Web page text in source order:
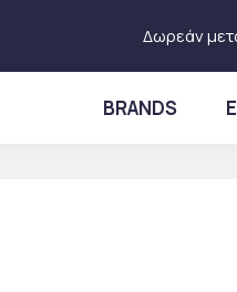
Δωρεάν
BRANDS